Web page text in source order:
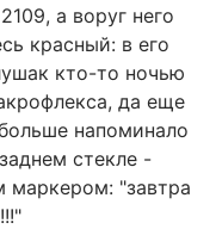
а воруг него
красный: в его
кто-то ночью
да еще
напоминало
стекле -
маркером: "завтра